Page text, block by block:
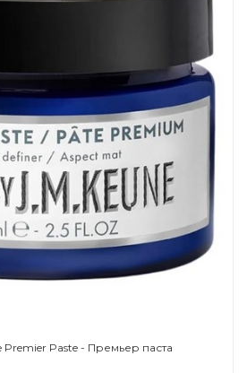
Premier Paste - Премьер паста